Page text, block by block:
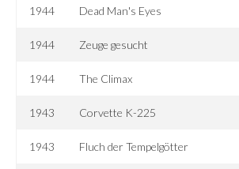
1944 Dead Man's Eyes
1944 Zeuge gesucht
1944 The Climax
1943 Corvette K-225
1943 Fluch der Tempelgötter